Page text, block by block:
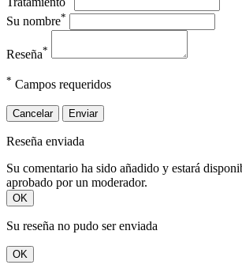
Su nombre*
Reseña*
* Campos requeridos
Cancelar Enviar
Reseña enviada
Su comentario ha sido añadido y estará
aprobado por un moderador.
OK
Su reseña no pudo ser enviada
OK